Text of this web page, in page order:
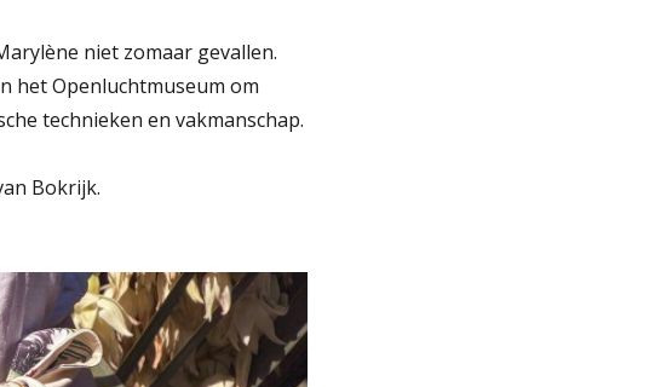
niet zomaar gevallen.
het Openluchtmuseum om
technieken en vakmanschap.
Bokrijk.